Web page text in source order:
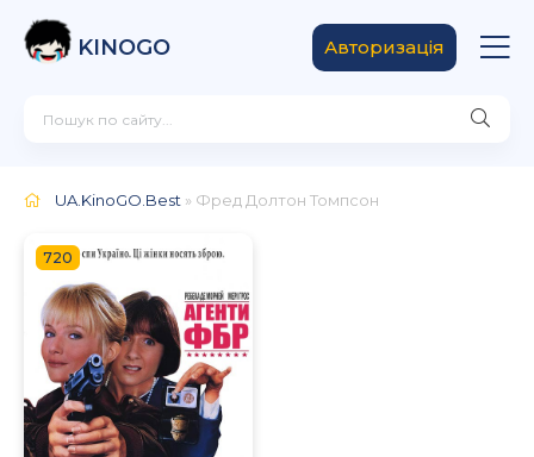
KINOGO Авторизація
UA.KinoGO.Best » Фред Долтон Томпсон
720